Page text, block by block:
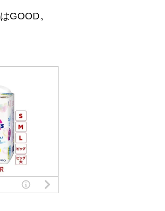
GOOD。